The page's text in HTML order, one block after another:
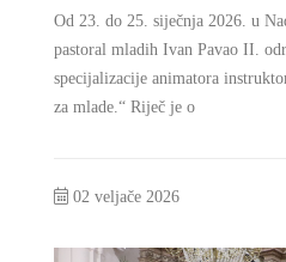
Od 23. do 25. siječnja 2026. u
pastoral mladih Ivan Pavao II.
specijalizacije animatora
za mlade.“ Riječ je o
02 veljače 2026